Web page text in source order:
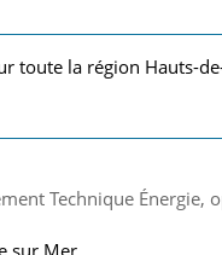
toute la région Hauts-
Technique
sur Mer